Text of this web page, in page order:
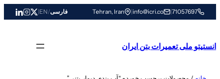
به
71057697
|
info@icri.co
|
Tehran, Iran فارسی/
EN
|
انستیتو ملی تعمیرات بتن ایران